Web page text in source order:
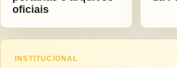
oficiais
INSTITUCIONAL